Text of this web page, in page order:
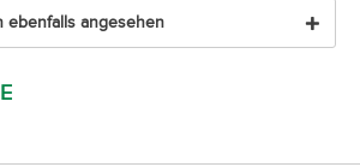
ebenfalls angesehen